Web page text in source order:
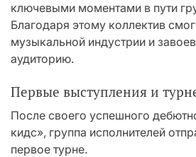
ключевыми моментами в пути
Благодаря этому коллектив
музыкальной индустрии и
аудиторию.
Первые выступления и
После своего успешного
кидс», группа исполнителей
первое турне.